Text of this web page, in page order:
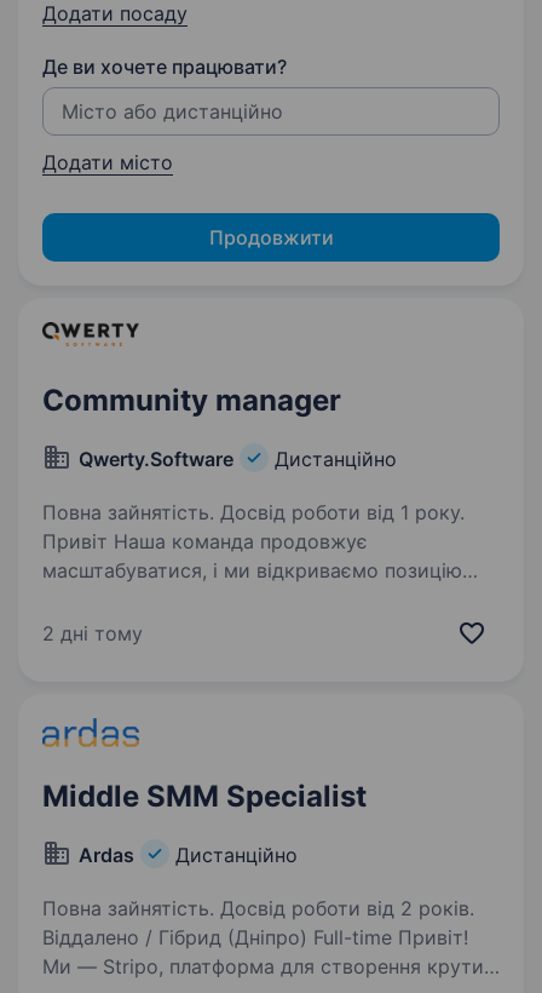
Додати посаду
Де ви хочете працювати?
Додати місто
Продовжити
Community manager
Qwerty.Software Дистанційно
Повна зайнятість. Досвід роботи від 1 року.
Привіт Наша команда продовжує
масштабуватися, і ми відкриваємо позицію
уважного, відповідального та системного
2 дні тому
Middle SMM Specialist
Ardas Дистанційно
Повна зайнятість. Досвід роботи від 2 років.
Віддалено / Гібрид (Дніпро) Full-time Привіт!
Ми — Stripo, платформа для створення крутих